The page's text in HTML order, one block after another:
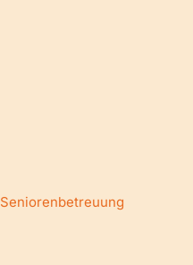
Seniorenbetreuung